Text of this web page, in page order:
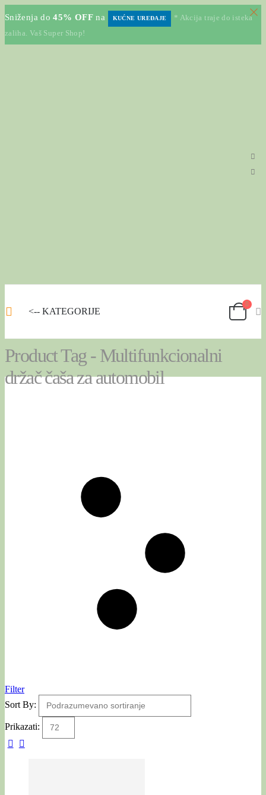
Sniženja do45% OFF na KUĆNE UREĐAJE
* Akcija traje do isteka
zaliha. Vaš Super Shop!
<-- KATEGORIJE
Product Tag - Multifunkcionalni
držač čaša za automobil
Filter
Sort By:
Prikazati: